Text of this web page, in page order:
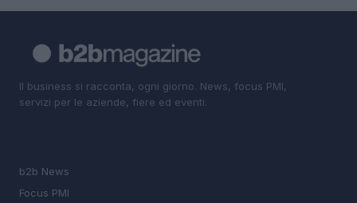
Il business si racconta, ogni giorno. News, focus PMI,
servizi per le aziende, fiere ed eventi.
b2b News
Focus PMI